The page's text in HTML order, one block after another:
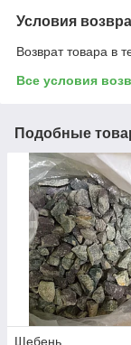
Условия
Возврат товара в
Все условия
Подобные
Щебень